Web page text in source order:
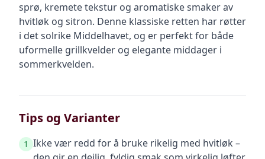
sprø, kremete tekstur og aromatiske smaker av
hvitløk og sitron. Denne klassiske retten har røtter
i det solrike Middelhavet, og er perfekt for både
uformelle grillkvelder og elegante middager i
sommerkvelden.
Tips og Varianter
1 Ikke vær redd for å bruke rikelig med hvitløk –